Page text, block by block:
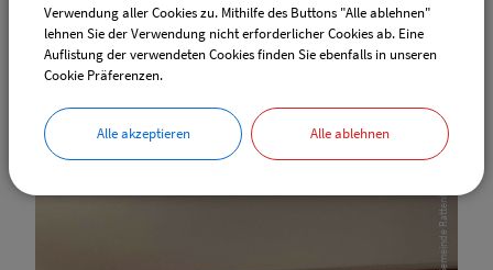
statt.
Gemeinde Rattenberg
Verwendung aller Cookies zu. Mithilfe des Buttons "Alle ablehnen"
lehnen Sie der Verwendung nicht erforderlicher Cookies ab. Eine
Auflistung der verwendeten Cookies finden Sie ebenfalls in unseren
Cookie Präferenzen.
Alle akzeptieren Alle ablehnen